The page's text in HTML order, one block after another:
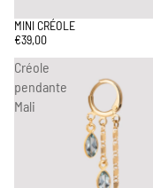
MINI CRÉOLE
€39,00
Créole
pendante
Mali